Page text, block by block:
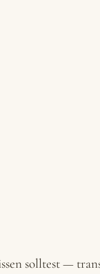
solltest —